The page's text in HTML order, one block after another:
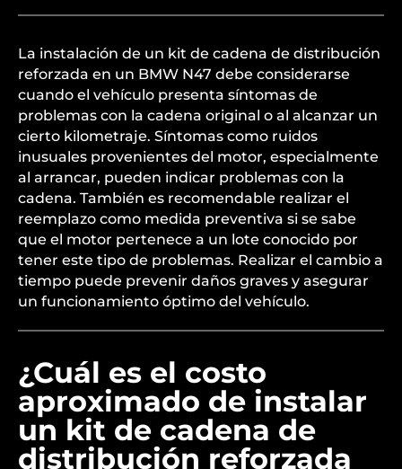
La instalación de un kit de cadena de distribución
reforzada en un BMW N47 debe considerarse
cuando el vehículo presenta síntomas de
problemas con la cadena original o al alcanzar un
cierto kilometraje. Síntomas como ruidos
inusuales provenientes del motor, especialmente
al arrancar, pueden indicar problemas con la
cadena. También es recomendable realizar el
reemplazo como medida preventiva si se sabe
que el motor pertenece a un lote conocido por
tener este tipo de problemas. Realizar el cambio a
tiempo puede prevenir daños graves y asegurar
un funcionamiento óptimo del vehículo.
¿Cuál es el costo
aproximado de instalar
un kit de cadena de
distribución reforzada